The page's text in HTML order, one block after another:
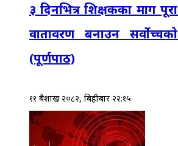
३ दिनभित्र शिक्षकका माग
वातावरण बनाउन
(पूर्णपाठ)
११ बैशाख २०८२, बिहीबार २२:१५